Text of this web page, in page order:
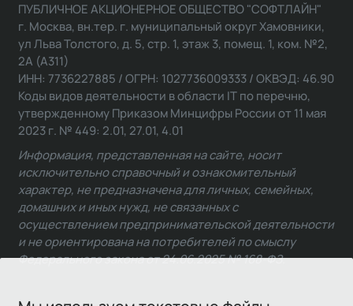
ПУБЛИЧНОЕ АКЦИОНЕРНОЕ ОБЩЕСТВО "СОФТЛАЙН"
г. Москва, вн.тер. г. муниципальный округ Хамовники,
ул Льва Толстого, д. 5, стр. 1, этаж 3, помещ. 1, ком. №2,
2А (А311)
ИНН: 7736227885 / ОГРН: 1027736009333 / ОКВЭД: 46.90
Коды видов деятельности в области IT по перечню,
утвержденному Приказом Минцифры России от 11 мая
2023 г. № 449: 2.01, 27.01, 4.01
Информация, представленная на сайте, носит
исключительно справочный и ознакомительный
характер, не предназначена для личных, семейных,
домашних и иных нужд, не связанных с
осуществлением предпринимательской деятельности
и не ориентирована на потребителей по смыслу
Федерального закона от 24.06.2025 № 168-ФЗ.